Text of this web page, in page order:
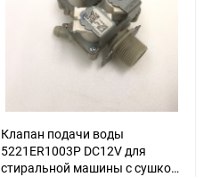
Клапан подачи воды
5221ER1003P DC12V для
стиральной машины с сушкой